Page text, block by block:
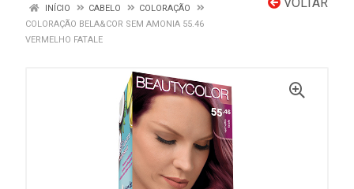
INÍCIO CABELO
COLORAÇÃO
COLORAÇÃO BELA&COR SEM AMONIA 55.46
VERMELHO FATALE